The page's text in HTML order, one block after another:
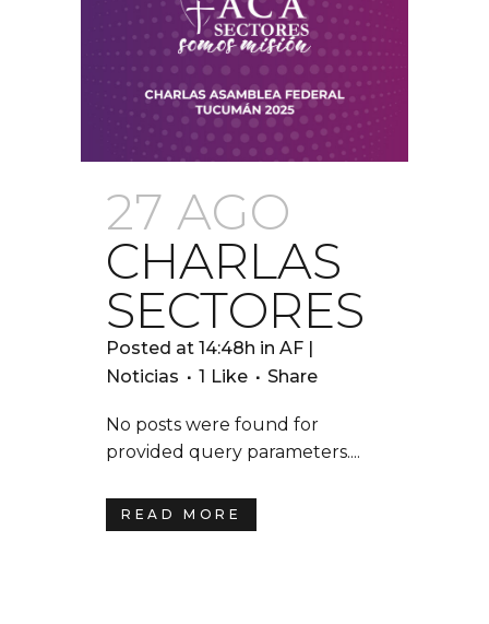
27 AGO
CHARLAS
SECTORES
Posted at 14:48h in AF |
Noticias
1 Like Share
No posts were found for
provided query parameters....
READ MORE